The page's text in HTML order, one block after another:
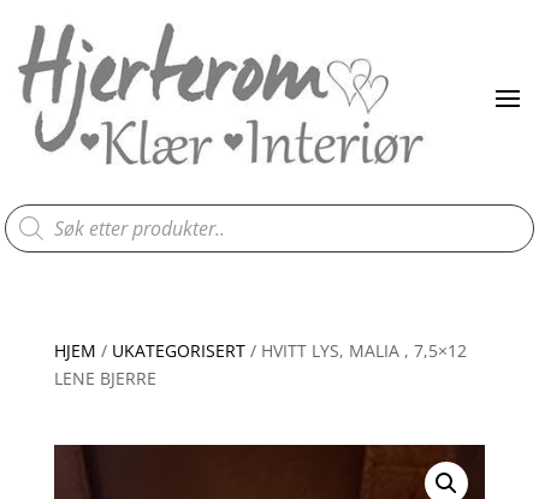
Products
search
HJEM / UKATEGORISERT/ HVITT LYS, MALIA , 7,5×12
LENE BJERRE